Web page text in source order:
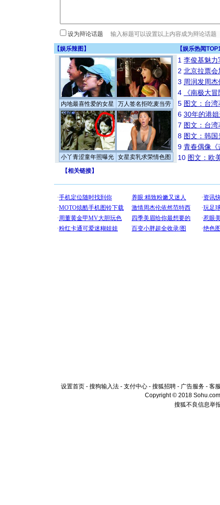
设为辩论话题
【娱乐辣图 】 【娱乐热闻
内地最喜性爱的女星 万人签名拒吃麦当劳
小丫青涩童年照曝光 女星卖乳求荣情色图
1 李俊基魅力
2 北京拉票
3 周润发周
4
《南极大
5 图文：台
6 30年的港
7 图文：台
8 图文：韩
9 青春偶像《
10 图文：欧
【相关链接】
设置首页 - 搜狗输入法 - 支付中心 - 搜狐招聘 - 广告服务 - 客
Copyright © 2018
搜狐不良信息举